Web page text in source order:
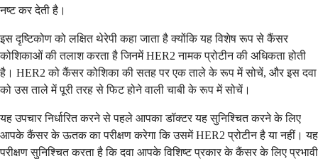
नष्ट कर देती है।
इस दृष्टिकोण को लक्षित थेरेपी कहा जाता है क्योंकि यह विशेष रूप से कैंसर
कोशिकाओं की तलाश करता है जिनमें HER2 नामक प्रोटीन की अधिकता होती
है। HER2 को कैंसर कोशिका की सतह पर एक ताले के रूप में सोचें, और इस दवा
को उस ताले में पूरी तरह से फिट होने वाली चाबी के रूप में सोचें।
यह उपचार निर्धारित करने से पहले आपका डॉक्टर यह सुनिश्चित करने के लिए
आपके कैंसर के ऊतक का परीक्षण करेगा कि उसमें HER2 प्रोटीन है या नहीं। यह
परीक्षण सुनिश्चित करता है कि दवा आपके विशिष्ट प्रकार के कैंसर के लिए प्रभावी